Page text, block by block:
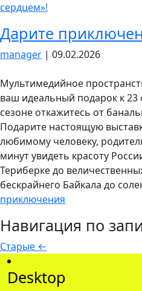
сердцем»!
Дарите
manager | 09.02.2026
Мультимедийное
ваш идеальный подарок к
сезоне откажитесь от
Подарите настоящую
любимому человеку,
минут увидеть красоту
Териберке до
бескрайнего Байкала до
приключения
Навигация по
Старые ←
Desktop